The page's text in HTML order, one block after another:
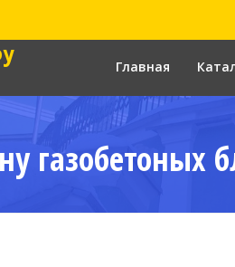
Главная
газобетоных